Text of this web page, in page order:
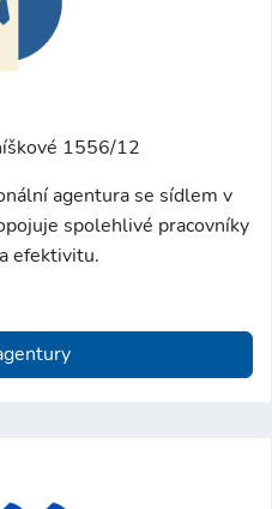
1556/12
agentura se sídlem v
spolehlivé pracovníky
efektivitu.